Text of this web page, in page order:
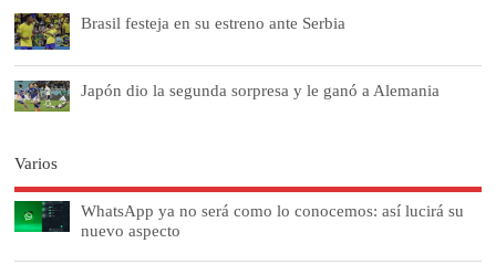
Brasil festeja en su estreno ante Serbia
Japón dio la segunda sorpresa y le ganó a Alemania
Varios
WhatsApp ya no será como lo conocemos: así lucirá su
nuevo aspecto